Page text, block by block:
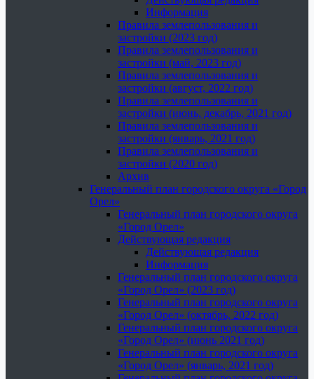
Информация
Правила землепользования и
застройки (2023 год)
Правила землепользования и
застройки (май, 2023 год)
Правила землепользования и
застройки (август, 2022 год)
Правила землепользования и
застройки (июнь, декабрь, 2021 год)
Правила землепользования и
застройки (январь, 2021 год)
Правила землепользования и
застройки (2020 год)
Архив
Генеральный план городского округа «Город
Орел»
Генеральный план городского округа
«Город Орел»
Действующая редакция
Действующая редакция
Информация
Генеральный план городского округа
«Город Орел» (2023 год)
Генеральный план городского округа
«Город Орел» (октябрь, 2022 год)
Генеральный план городского округа
«Город Орел» (июнь 2021 год)
Генеральный план городского округа
«Город Орел» (январь, 2021 год)